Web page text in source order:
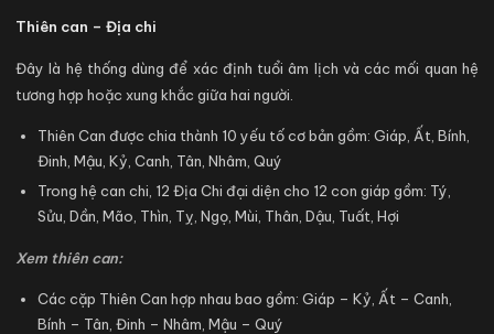
Thiên can – Địa chi
Đây là hệ thống dùng để xác định tuổi âm lịch và các mối quan hệ
tương hợp hoặc xung khắc giữa hai người.
Thiên Can được chia thành 10 yếu tố cơ bản gồm: Giáp, Ất, Bính,
Đinh, Mậu, Kỷ, Canh, Tân, Nhâm, Quý
Trong hệ can chi, 12 Địa Chi đại diện cho 12 con giáp gồm: Tý,
Sửu, Dần, Mão, Thìn, Tỵ, Ngọ, Mùi, Thân, Dậu, Tuất, Hợi
Xem thiên can:
Các cặp Thiên Can hợp nhau bao gồm: Giáp – Kỷ, Ất – Canh,
Bính – Tân, Đinh – Nhâm, Mậu – Quý